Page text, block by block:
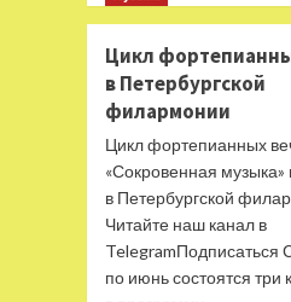
Давыдченко
выступит
в
филармонии
на
открытии
фестиваля
Цикл
в Петербургской
филармонии
Цикл фортепианных
«Сокровенная музыка»
в Петербургской
Читайте наш канал в
TelegramПодписаться
по июнь состоятся три